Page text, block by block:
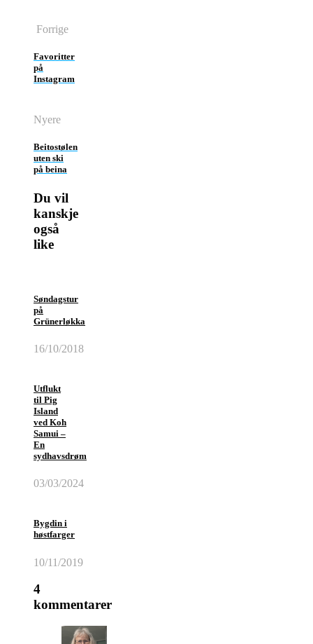
Forrige
Favoritter
på
Instagram
Nyere
Beitostølen
uten ski
på beina
Du vil
kanskje
også
like
Søndagstur
på
Grünerløkka
16/10/2018
Utflukt
til Pig
Island
ved Koh
Samui –
En
sydhavsdrøm
03/03/2024
Bygdin i
høstfarger
10/11/2019
4
kommentarer